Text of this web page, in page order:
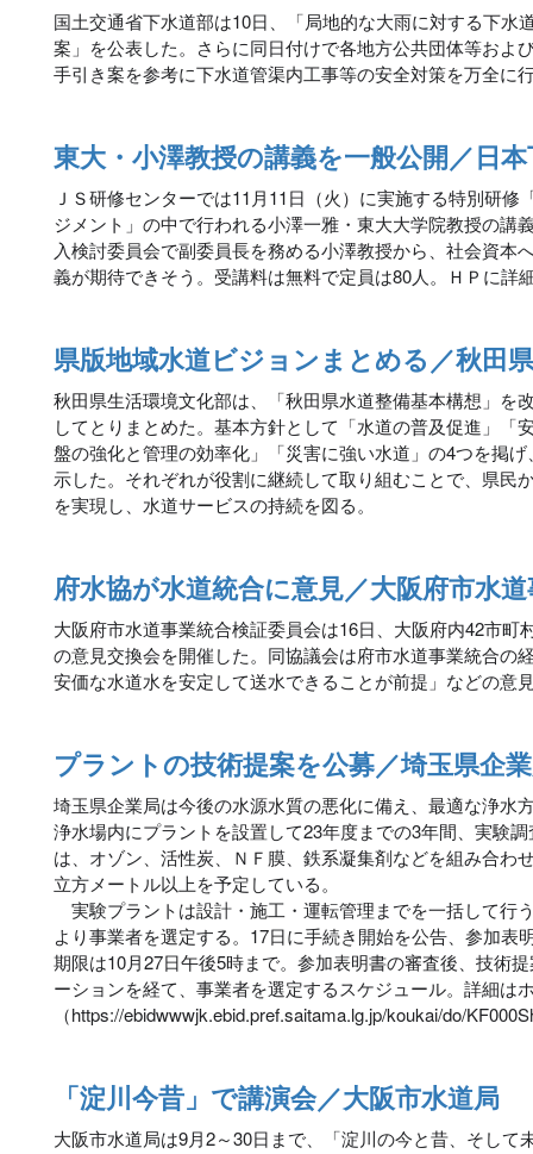
国土交通省下水道部は10日、「局地的な大雨に対する下水
案」を公表した。さらに同日付けで各地方公共団体等およ
手引き案を参考に下水道管渠内工事等の安全対策を万全に
東大・小澤教授の講義を一般公開／日
ＪＳ研修センターでは11月11日（火）に実施する特別研
ジメント」の中で行われる小澤一雅・東大大学院教授の講
入検討委員会で副委員長を務める小澤教授から、社会資本
義が期待できそう。受講料は無料で定員は80人。ＨＰに詳
県版地域水道ビジョンまとめる／秋田県
秋田県生活環境文化部は、「秋田県水道整備基本構想」を
してとりまとめた。基本方針として「水道の普及促進」「
盤の強化と管理の効率化」「災害に強い水道」の4つを掲
示した。それぞれが役割に継続して取り組むことで、県民
を実現し、水道サービスの持続を図る。
府水協が水道統合に意見／大阪府市水
大阪府市水道事業統合検証委員会は16日、大阪府内42市町
の意見交換会を開催した。同協議会は府市水道事業統合の
安価な水道水を安定して送水できることが前提」などの意
プラントの技術提案を公募／埼玉県企
埼玉県企業局は今後の水源水質の悪化に備え、最適な浄水
浄水場内にプラントを設置して23年度までの3年間、実験
は、オゾン、活性炭、ＮＦ膜、鉄系凝集剤などを組み合わ
立方メートル以上を予定している。
実験プラントは設計・施工・運転管理までを一括して行
より事業者を選定する。17日に手続き開始を公告、参加表
期限は10月27日午後5時まで。参加表明書の審査後、技術
ーションを経て、事業者を選定するスケジュール。詳細は
（https://ebidwwwjk.ebid.pref.saitama.lg.jp/koukai/do/
「淀川今昔」で講演会／大阪市水道局
大阪市水道局は9月2～30日まで、「淀川の今と昔、そして